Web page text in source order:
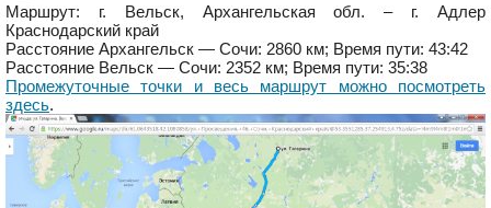
Маршрут: г. Вельск, Архангельская обл. – г. Адлер
Краснодарский край
Расстояние Архангельск — Сочи: 2860 км; Время пути: 43:42
Расстояние Вельск — Сочи: 2352 км; Время пути: 35:38
Промежуточные точки и весь маршрут можно посмотреть
здесь.